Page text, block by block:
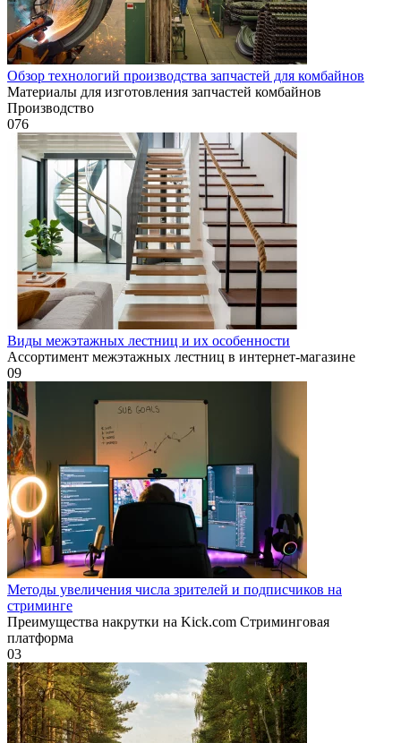
Обзор технологий производства запчастей для комбайнов
Материалы для изготовления запчастей комбайнов
Производство
076
Виды межэтажных лестниц и их особенности
Ассортимент межэтажных лестниц в интернет-магазине
09
Методы увеличения числа зрителей и подписчиков на
стриминге
Преимущества накрутки на Kick.com Стриминговая
платформа
03